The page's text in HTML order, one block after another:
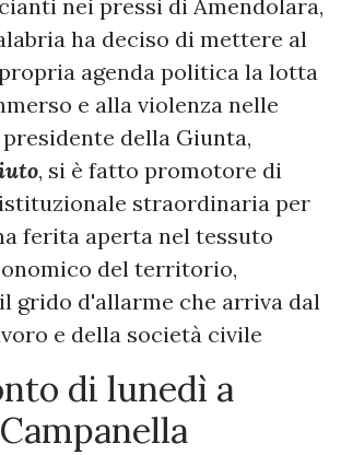
nei pressi di Amendolara,
ha deciso di mettere al
agenda politica la lotta
e alla violenza nelle
della Giunta,
, si è fatto promotore di
straordinaria per
ferita aperta nel tessuto
del territorio,
grido d'allarme che arriva dal
e della società civile
di lunedì a